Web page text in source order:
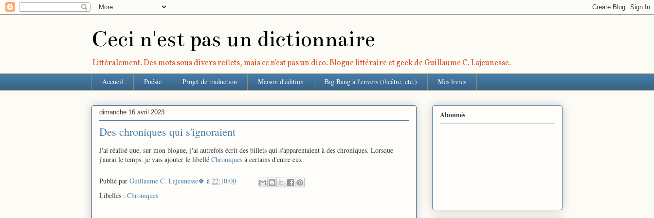
Ceci n'est pas un dictionnaire
Littéralement. Des mots sous divers reflets, mais ce n'est pas un dico. Blogue littéraire et geek de Guillaume C. Lajeunesse.
Accueil Poésie Projet de traduction Maison d'édition Big Bang à l'envers (théâtre, etc.) Mes livres
dimanche 16 avril 2023
Des chroniques qui s'ignoraient
J'ai réalisé que, sur mon blogue, j'ai autrefois écrit des billets qui s'apparentaient à des chroniques. Lorsque
j'aurai le temps, je vais ajouter le libellé Chroniques à certains d'entre eux.
Publié par Guillaume C. Lajeunesse🍀 à 22:10:00
Libellés : Chroniques
Abonnés